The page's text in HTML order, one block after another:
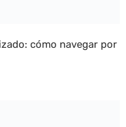
cómo navegar por